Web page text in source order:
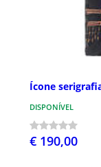
Ícone
DISPONÍVEL
€ 190,00